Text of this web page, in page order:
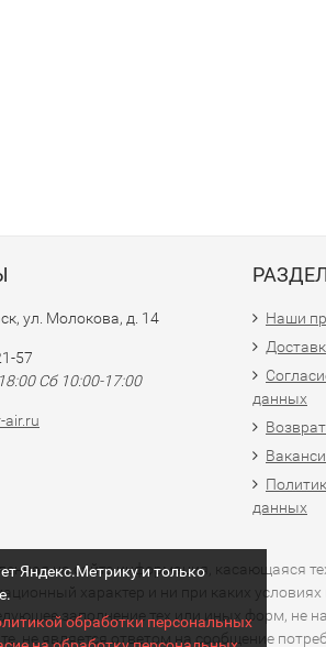
Яндекс.Метрику и только
обработки персональных
ул. Молокова, д. 14
57
Сб 10:00-17:00
air.ru
Наши
данных
данных
на сайте информация, касающаяся
характер и ни при каких
заполнение тех или иных форм, не
не является ответом на сообщение